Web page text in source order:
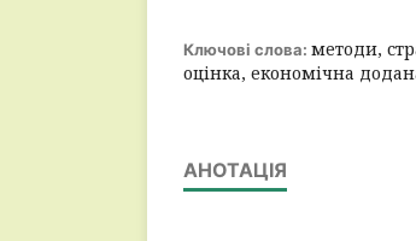
Ключові слова: методи,
оцінка, економічна
АНОТАЦІЯ